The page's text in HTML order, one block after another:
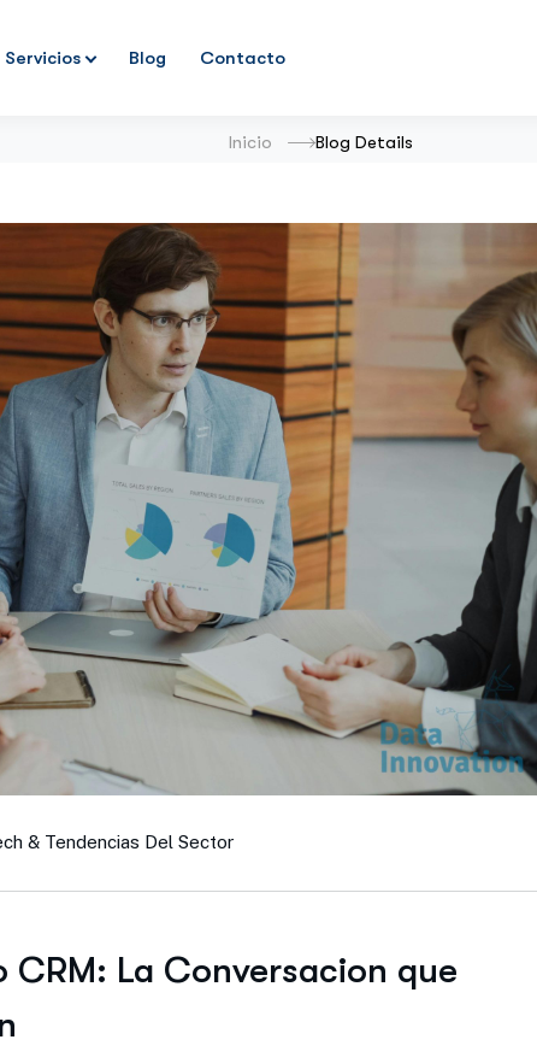
Servicios Blog Contacto
Inicio Blog Details
& Tendencias Del Sector
La Conversacion que